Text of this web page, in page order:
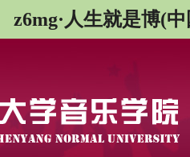
z6mg·人生就是博(